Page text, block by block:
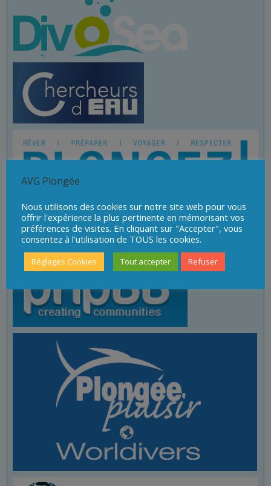
AVG Plongée
Nous utilisons des cookies sur notre site web pour vous
offrir l'expérience la plus pertinente en mémorisant vos
préférences de visites. En cliquant sur "Accepter", vous
consentez à l'utilisation de TOUS les cookies.
Réglages Cookies Tout accepter Refuser